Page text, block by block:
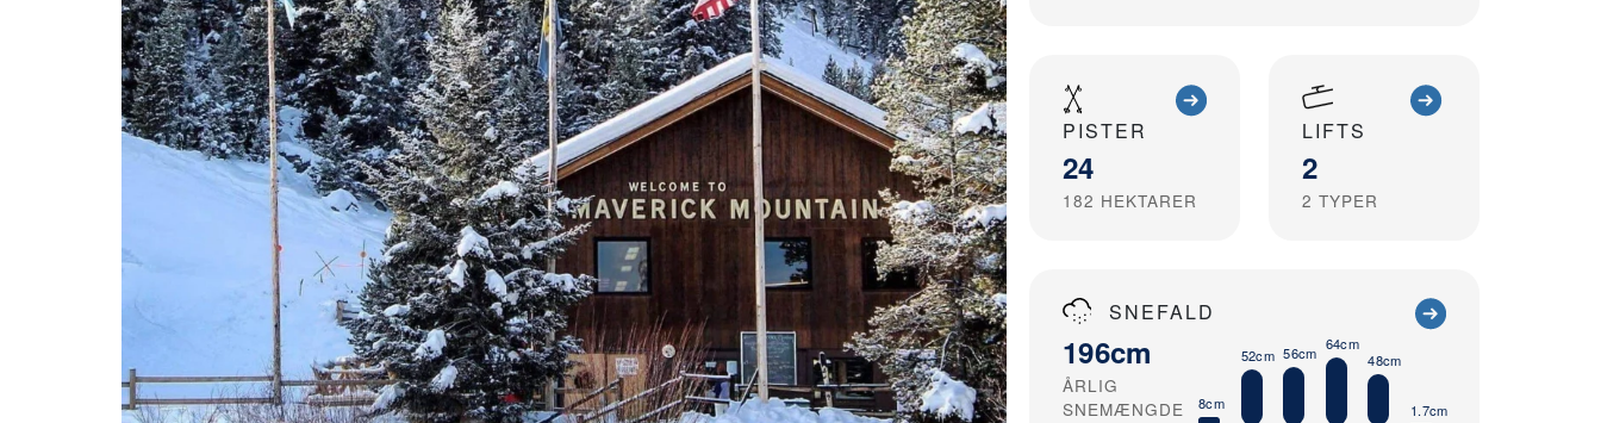
PISTER
24
182 HEKTARER
LIFTS
2
2 TYPER
SNEFALD
196cm
ÅRLIG
SNEMÆNGDE
8cm
52cm 56cm 64cm
48cm
1.7cm